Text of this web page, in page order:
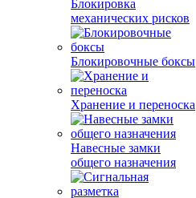
Блокировка
механических рисков
Блокировочные боксы
Хранение и переноска
Навесные замки
общего назначения